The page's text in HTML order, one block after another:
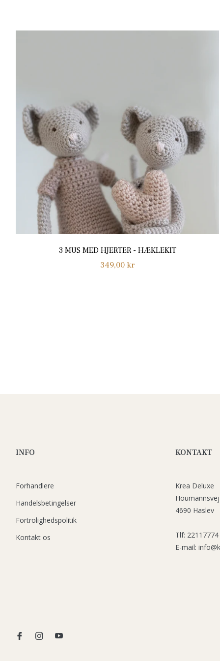
3 MUS MED HJERTER - HÆKLEKIT
Normalpris
349,00 kr
INFO
Forhandlere
Handelsbetingelser
Fortrolighedspolitik
Kontakt os
KONTAKT
Krea Deluxe
4690 Haslev
Tlf:
E-mail:
Ins You